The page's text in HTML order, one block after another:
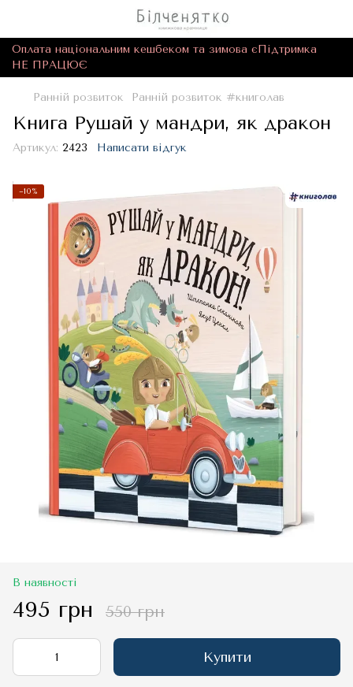
Оплата національним кешбеком та зимова єПідтримка
НЕ ПРАЦЮЄ
Ранній розвиток Ранній розвиток #книголав
Книга Рушай у мандри, як дракон
Артикул: 2423 Написати відгук
−10%
В наявності
495 грн 550 грн
Купити